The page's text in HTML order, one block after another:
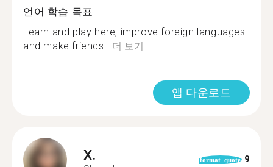
언어 학습 목표
Learn and play here, improve foreign languages
and make friends... 더 보기
앱 다운로드
X. format_quote 9